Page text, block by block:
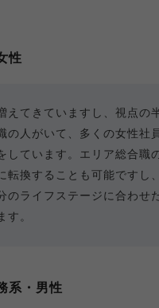
性
えてきていますし、視点の
の人がいて、多くの女性社
しています。 エリア総合職
転換することも可能ですし
のライフステージに合わせ
す。
系・男性